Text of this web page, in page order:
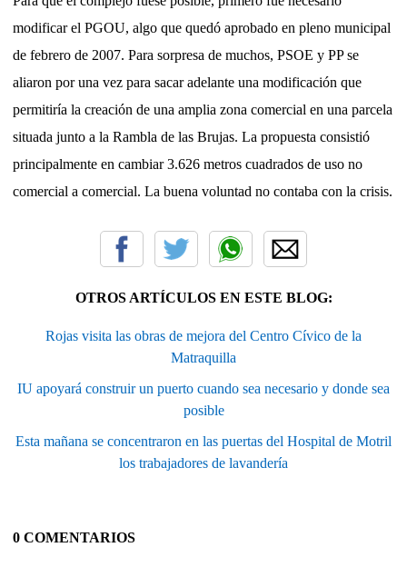
modificar el PGOU, algo que quedó aprobado en pleno municipal
de febrero de 2007. Para sorpresa de muchos, PSOE y PP se
aliaron por una vez para sacar adelante una modificación que
permitiría la creación de una amplia zona comercial en una parcela
situada junto a la Rambla de las Brujas. La propuesta consistió
principalmente en cambiar 3.626 metros cuadrados de uso no
comercial a comercial. La buena voluntad no contaba con la crisis.
OTROS ARTÍCULOS EN ESTE BLOG:
Rojas visita las obras de mejora del Centro Cívico de la
Matraquilla
IU apoyará construir un puerto cuando sea necesario y donde sea
posible
Esta mañana se concentraron en las puertas del Hospital de Motril
los trabajadores de lavandería
0 COMENTARIOS